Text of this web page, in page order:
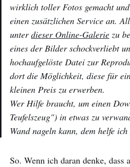
wirklich toller Fotos gemacht
einen zusätzlichen Service an.
unterdieser Online-Galerie zu
eines der Bilder schockverliebt
hochaufgelöste Datei zur
dort die Möglichkeit, diese für
kleinen Preis zu erwerben.
Wer Hilfe braucht, um einen
Teufelszeug") in etwas zu
Wand nageln kann, dem helfe
So. Wenn ich daran denke, dass